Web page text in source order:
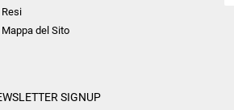
Resi
Mappa del Sito
SIGNUP